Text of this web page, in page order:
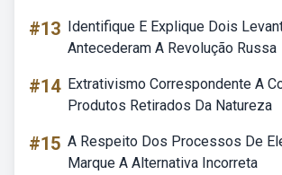
#13 Identifique E Explique Dois
Antecederam A Revolução Russa
#14 Extrativismo Correspondente A
Produtos Retirados Da Natureza
#15 A Respeito Dos Processos De
Marque A Alternativa Incorreta